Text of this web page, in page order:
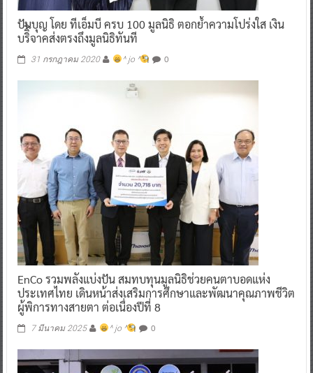
ปันบุญ โดย ทีเอ็มบี ครบ 100 มูลนิธิ ตอกย้ำความโปร่งใส เงิน
บริิิจาคส่งตรงถึงมูลนิธิทันที
31 กรกฎาคม 2020 ^ jo ^ 0
EnCo รวมพลังแบ่งปัน สมทบทุนมูลนิธิช่วยคนตาบอดแห่ง
ประเทศไทย เดินหน้าส่งเสริมการศึกษาและพัฒนาคุณภาพชีวิต
ผู้พิการทางสายตา ต่อเนื่องปีที่ 8
7 มีนาคม 2025 ^ jo ^ 0